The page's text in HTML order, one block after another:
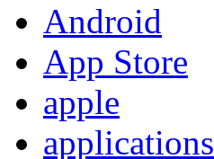
Android
App Store
apple
applications